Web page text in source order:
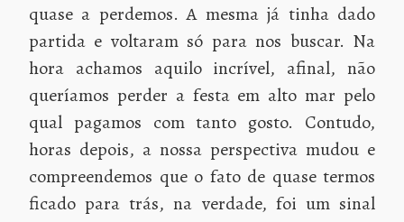
quase a perdemos. A mesma já tinha dado
partida e voltaram só para nos buscar. Na
hora achamos aquilo incrível, afinal, não
queríamos perder a festa em alto mar pelo
qual pagamos com tanto gosto. Contudo,
horas depois, a nossa perspectiva mudou e
compreendemos que o fato de quase termos
ficado para trás, na verdade, foi um sinal